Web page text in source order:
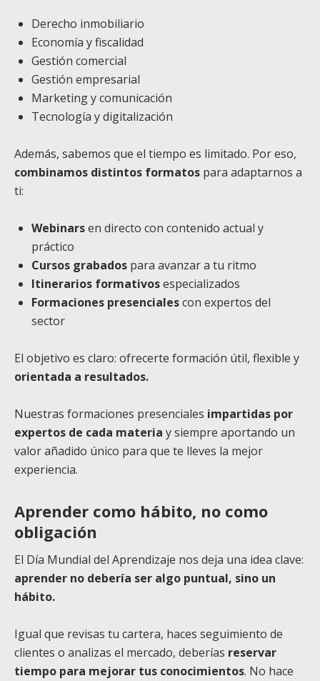
Derecho inmobiliario
Economía y fiscalidad
Gestión comercial
Gestión empresarial
Marketing y comunicación
Tecnología y digitalización
Además, sabemos que el tiempo es limitado. Por eso,
combinamos distintos formatos para adaptarnos a
ti:
Webinarsen directo con contenido actual y
práctico
Cursos grabados para avanzar a tu ritmo
Itinerarios formativosespecializados
Formaciones presencialescon expertos del
sector
El objetivo es claro: ofrecerte formación útil, flexible y
orientada a resultados.
Nuestras formaciones presenciales impartidas por
expertos de cada materia y siempre aportando un
valor añadido único para que te lleves la mejor
experiencia.
Aprender como hábito, no como
obligación
El Día Mundial del Aprendizaje nos deja una idea clave:
aprender no debería ser algo puntual, sino un
hábito.
Igual que revisas tu cartera, haces seguimiento de
clientes o analizas el mercado, deberías reservar
tiempo para mejorar tus conocimientos. No hace